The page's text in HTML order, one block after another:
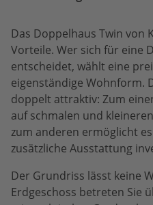
Das Doppelhaus Twin von
Vorteile. Wer sich für eine
entscheidet, wählt eine
eigenständige Wohnform.
doppelt attraktiv: Zum
auf schmalen und
zum anderen ermöglicht
zusätzliche Ausstattung
Der Grundriss lässt keine
Erdgeschoss betreten Sie